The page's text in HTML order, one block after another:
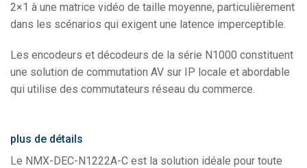
2×1 à une matrice vidéo de taille moyenne, particulièrement
dans les scénarios qui exigent une latence imperceptible.
Les encodeurs et décodeurs de la série N1000 constituent
une solution de commutation AV sur IP locale et abordable
qui utilise des commutateurs réseau du commerce.
plus de détails
Le NMX-DEC-N1222A-C est la solution idéale pour toute